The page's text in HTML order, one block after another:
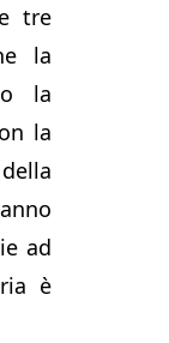
tre
la
la
la
ad
è